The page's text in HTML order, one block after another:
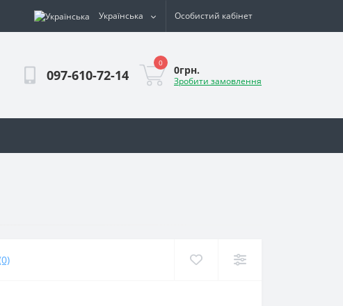
Українська Особистий кабінет
097-610-72-14
0
0грн.
Зробити замовлення